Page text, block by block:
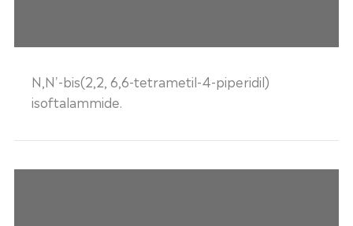
N,N'-bis(2,2, 6,6-tetrametil-4-piperidil)
isoftalammide.